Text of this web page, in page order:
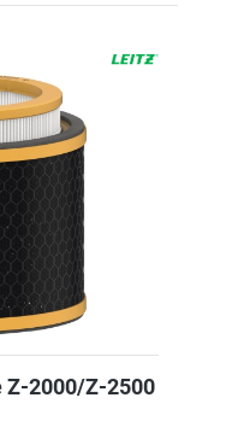
Z-2000/Z-2500